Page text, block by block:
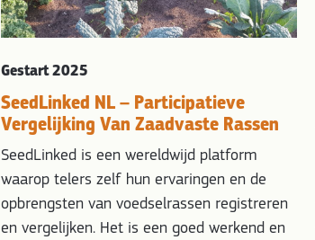
Gestart 2025
SeedLinked NL – Participatieve
Vergelijking Van Zaadvaste Rassen
SeedLinked is een wereldwijd platform
waarop telers zelf hun ervaringen en de
opbrengsten van voedselrassen registreren
en vergelijken. Het is een goed werkend en